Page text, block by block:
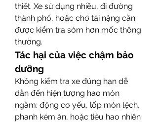
thiết. Xe sử dụng nhiều, đi đường
thành phố, hoặc chở tải nặng cần
được kiểm tra sớm hơn mốc thông
thường.
Tác hại của việc chậm bảo
dưỡng
Không kiểm tra xe đúng hạn dễ
dẫn đến hiện tượng hao mòn
ngầm: động cơ yếu, lốp mòn lệch,
phanh kém ăn, hoặc tiêu hao nhiên